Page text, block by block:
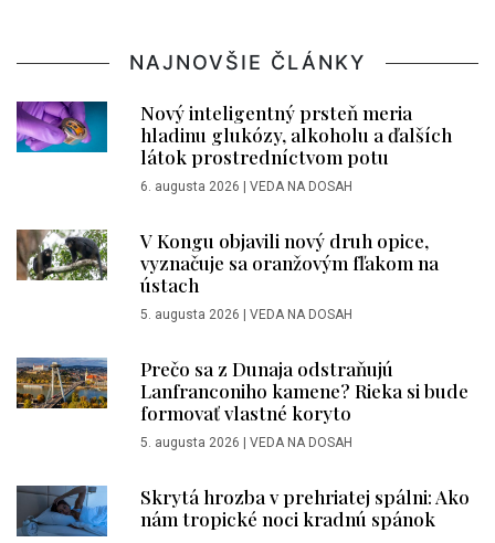
NAJNOVŠIE ČLÁNKY
Nový inteligentný prsteň meria
hladinu glukózy, alkoholu a ďalších
látok prostredníctvom potu
6. augusta 2026 | VEDA NA DOSAH
V Kongu objavili nový druh opice,
vyznačuje sa oranžovým fľakom na
ústach
5. augusta 2026 | VEDA NA DOSAH
Prečo sa z Dunaja odstraňujú
Lanfranconiho kamene? Rieka si bude
formovať vlastné koryto
5. augusta 2026 | VEDA NA DOSAH
Skrytá hrozba v prehriatej spálni: Ako
nám tropické noci kradnú spánok